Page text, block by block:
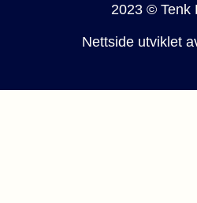
2023 © Tenk
Nettside utviklet